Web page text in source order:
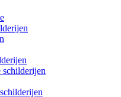
schilderijen